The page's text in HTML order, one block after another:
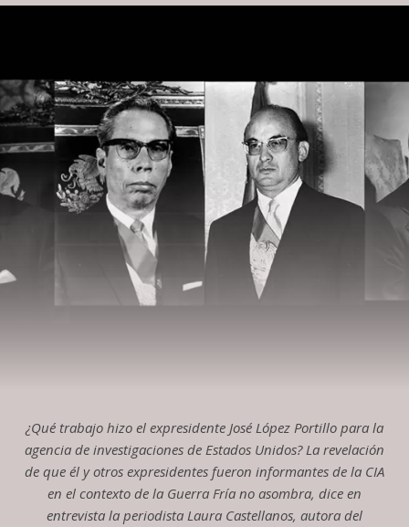
¿Qué trabajo hizo el expresidente José López Portillo para la
agencia de investigaciones de Estados Unidos? La revelación
de que él y otros expresidentes fueron informantes de la CIA
en el contexto de la Guerra Fría no asombra, dice en
entrevista la periodista Laura Castellanos, autora del